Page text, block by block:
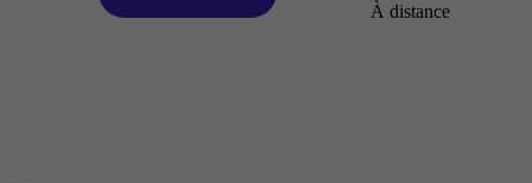
À distance